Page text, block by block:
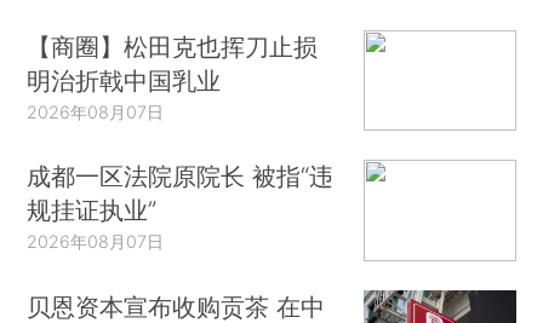
【商圈】松田克也挥刀止损
明治折戟中国乳业
2026年08月07日
成都一区法院原院长 被指“违
规挂证执业”
2026年08月07日
贝恩资本宣布收购贡茶 在中